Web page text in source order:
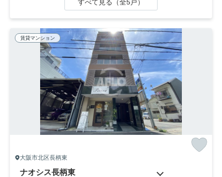
すべて見る（全5戸）
賃貸マンション
大阪市北区長柄東
ナオシス長柄東